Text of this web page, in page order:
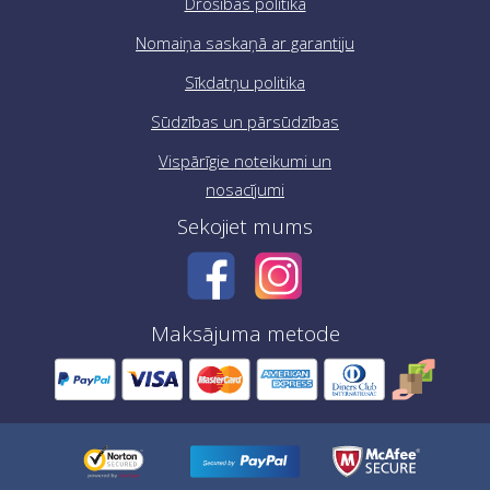
Nomaiņa saskaņā ar garantiju
Sīkdatņu politika
Sūdzības un pārsūdzības
Vispārīgie noteikumi un
nosacījumi
Sekojiet mums
Maksājuma metode